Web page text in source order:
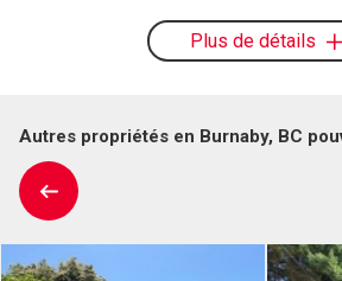
Plus de détails
Autres propriétés en Burnaby, BC